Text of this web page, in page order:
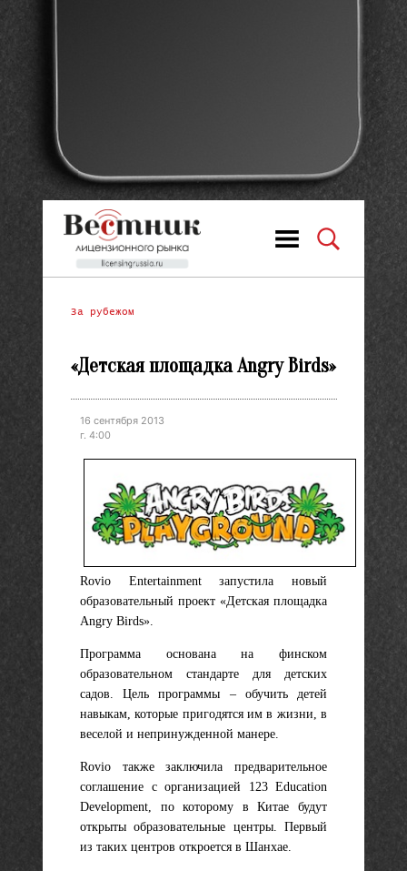
За рубежом
«Детская площадка Angry Birds»
16 сентября 2013
г. 4:00
Rovio Entertainment запустила новый
образовательный проект «Детская площадка
Angry Birds».
Программа основана на финском
образовательном стандарте для детских
садов. Цель программы – обучить детей
навыкам, которые пригодятся им в жизни, в
веселой и непринужденной манере.
Rovio также заключила предварительное
соглашение с организацией 123 Education
Development, по которому в Китае будут
открыты образовательные центры. Первый
из таких центров откроется в Шанхае.